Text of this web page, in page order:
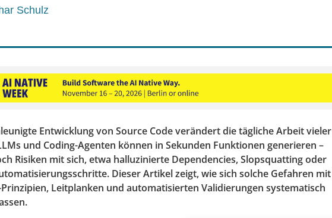
Schulz
Entwicklung von Source Code verändert die tägliche Arbeit vieler
und Coding-Agenten können in Sekunden Funktionen generieren –
Risiken mit sich, etwa halluzinierte Dependencies, Slopsquatting oder
Dieser Artikel zeigt, wie sich solche Gefahren mit
Leitplanken und automatisierten Validierungen systematisch